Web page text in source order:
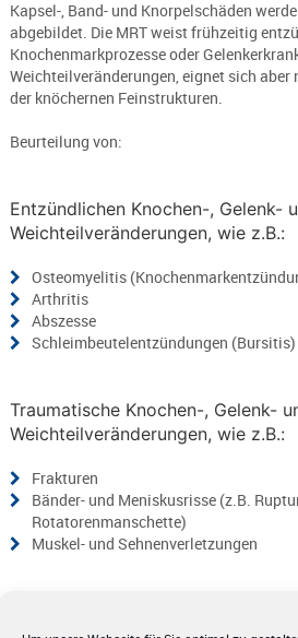
Kapsel-, Band- und Knorpelschäden
abgebildet. Die MRT weist frühzeitig
Knochenmarkprozesse oder
Weichteilveränderungen, eignet sich
der knöchernen Feinstrukturen.
Beurteilung von:
Entzündlichen Knochen-, Gelenk-
Weichteilveränderungen, wie z.B.:
Osteomyelitis
Arthritis
Abszesse
Schleimbeutelentzündungen (Bursitis)
Traumatische Knochen-, Gelenk-
Weichteilveränderungen, wie z.B.:
Frakturen
Bänder- und Meniskusrisse (z.B.
Rotatorenmanschette)
Muskel- und Sehnenverletzungen